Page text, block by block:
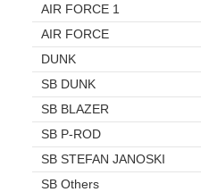
AIR FORCE 1
AIR FORCE
DUNK
SB DUNK
SB BLAZER
SB P-ROD
SB STEFAN JANOSKI
SB Others